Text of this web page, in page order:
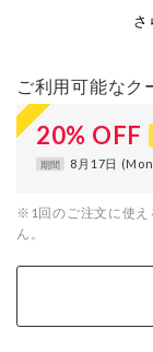
さ
ご利用可能なク
20% OFF
期間 8月17日
※1回のご注文に使え
ん。